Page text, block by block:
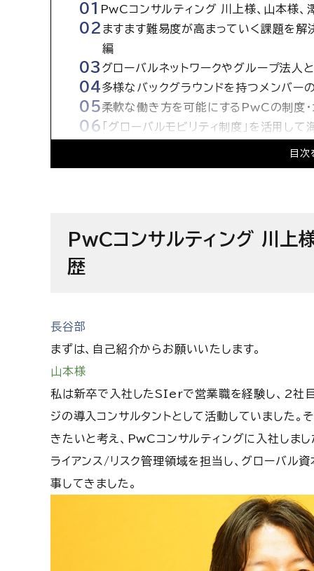
目次
PwCコンサルティング 川上様、山本様、
ますます難易度が高まっていく課題を解
編
グローバルネットワークやグループ法人
多様なバックグラウンドを持つメンバー
柔軟な働き方を可能にするPwCの制度・
「グローバルモビリティ制度」を活用し
PwCコンサルティング合同会社の求人
PwCコンサルティング 川上
歴
長谷部
まずは、自己紹介からお願いいたします。
山本様
私は新卒で入社したSIerで営業職を経験し、2社
ジの導入コンサルタントとして活動していました
きたいと考え、PwCコンサルティングに入社しま
ライアンス/リスク管理領域を担当し、グローバ
事してきました。